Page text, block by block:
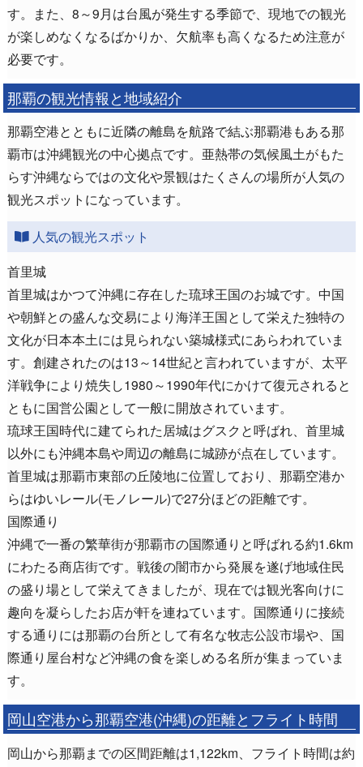
す。また、8～9月は台風が発生する季節で、現地での観光
が楽しめなくなるばかりか、欠航率も高くなるため注意が
必要です。
那覇の観光情報と地域紹介
那覇空港とともに近隣の離島を航路で結ぶ那覇港もある那
覇市は沖縄観光の中心拠点です。亜熱帯の気候風土がもた
らす沖縄ならではの文化や景観はたくさんの場所が人気の
観光スポットになっています。
人気の観光スポット
首里城
首里城はかつて沖縄に存在した琉球王国のお城です。中国
や朝鮮との盛んな交易により海洋王国として栄えた独特の
文化が日本本土には見られない築城様式にあらわれていま
す。創建されたのは13～14世紀と言われていますが、太平
洋戦争により焼失し1980～1990年代にかけて復元されると
ともに国営公園として一般に開放されています。
琉球王国時代に建てられた居城はグスクと呼ばれ、首里城
以外にも沖縄本島や周辺の離島に城跡が点在しています。
首里城は那覇市東部の丘陵地に位置しており、那覇空港か
らはゆいレール(モノレール)で27分ほどの距離です。
国際通り
沖縄で一番の繁華街が那覇市の国際通りと呼ばれる約1.6km
にわたる商店街です。戦後の闇市から発展を遂げ地域住民
の盛り場として栄えてきましたが、現在では観光客向けに
趣向を凝らしたお店が軒を連ねています。国際通りに接続
する通りには那覇の台所として有名な牧志公設市場や、国
際通り屋台村など沖縄の食を楽しめる名所が集まっていま
す。
岡山空港から那覇空港(沖縄)の距離とフライト時間
岡山から那覇までの区間距離は1,122km、フライト時間は約